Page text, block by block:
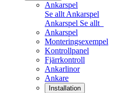
Ankarspel
Se allt Ankarspel
Ankarspel Se allt
Ankarspel
Monteringsexempel
Kontrollpanel
Fjärrkontroll
Ankarlinor
Ankare
Installation